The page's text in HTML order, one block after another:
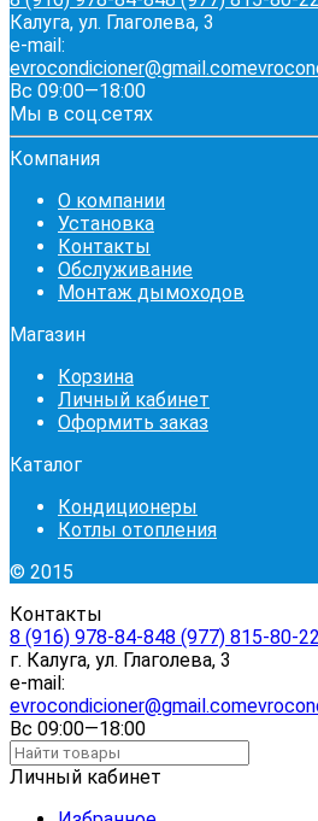
Калуга, ул. Глаголева, 3
e-mail:
evrocondicioner@gmail.com
Вс 09:00—18:00
Мы в соц.сетях
Компания
О компании
Установка
Контакты
Обслуживание
Монтаж дымоходов
Магазин
Корзина
Личный кабинет
Оформить заказ
Каталог
Кондиционеры
Котлы отопления
© 2015
Контакты
8 (916) 978-84-848 (977) 815-80-22
г. Калуга, ул. Глаголева, 3
e-mail:
evrocondicioner@gmail.com
Вс 09:00—18:00
Личный кабинет